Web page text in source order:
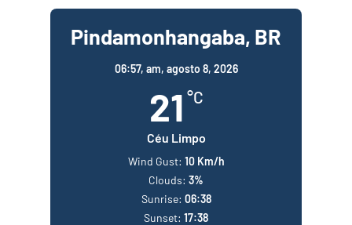
Pindamonhangaba, BR
06:57, am, agosto 8, 2026
21 °C
Céu Limpo
Wind Gust: 10 Km/h
Clouds: 3%
Sunrise: 06:38
Sunset: 17:38